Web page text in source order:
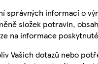
správných informací o
složek potravin,
na informace
Vašich dotazů nebo